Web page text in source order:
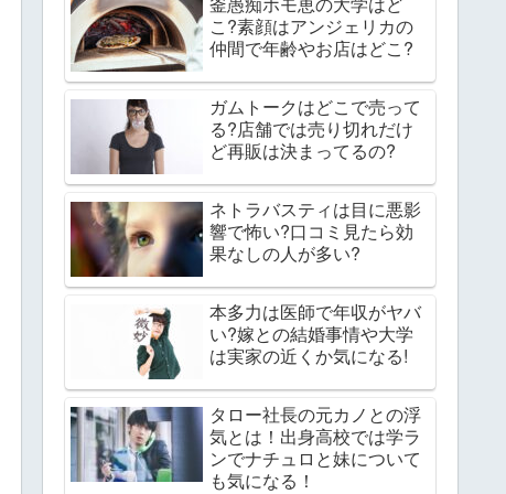
こ?素顔はアンジェリカの
仲間で年齢やお店はどこ?
ガムトークはどこで売って
る?店舗では売り切れだけ
ど再販は決まってるの?
ネトラバスティは目に悪影
響で怖い?口コミ見たら効
果なしの人が多い?
本多力は医師で年収がヤバ
い?嫁との結婚事情や大学
は実家の近くか気になる!
タロー社長の元カノとの浮
気とは！出身高校では学ラ
ンでナチュロと妹について
も気になる！